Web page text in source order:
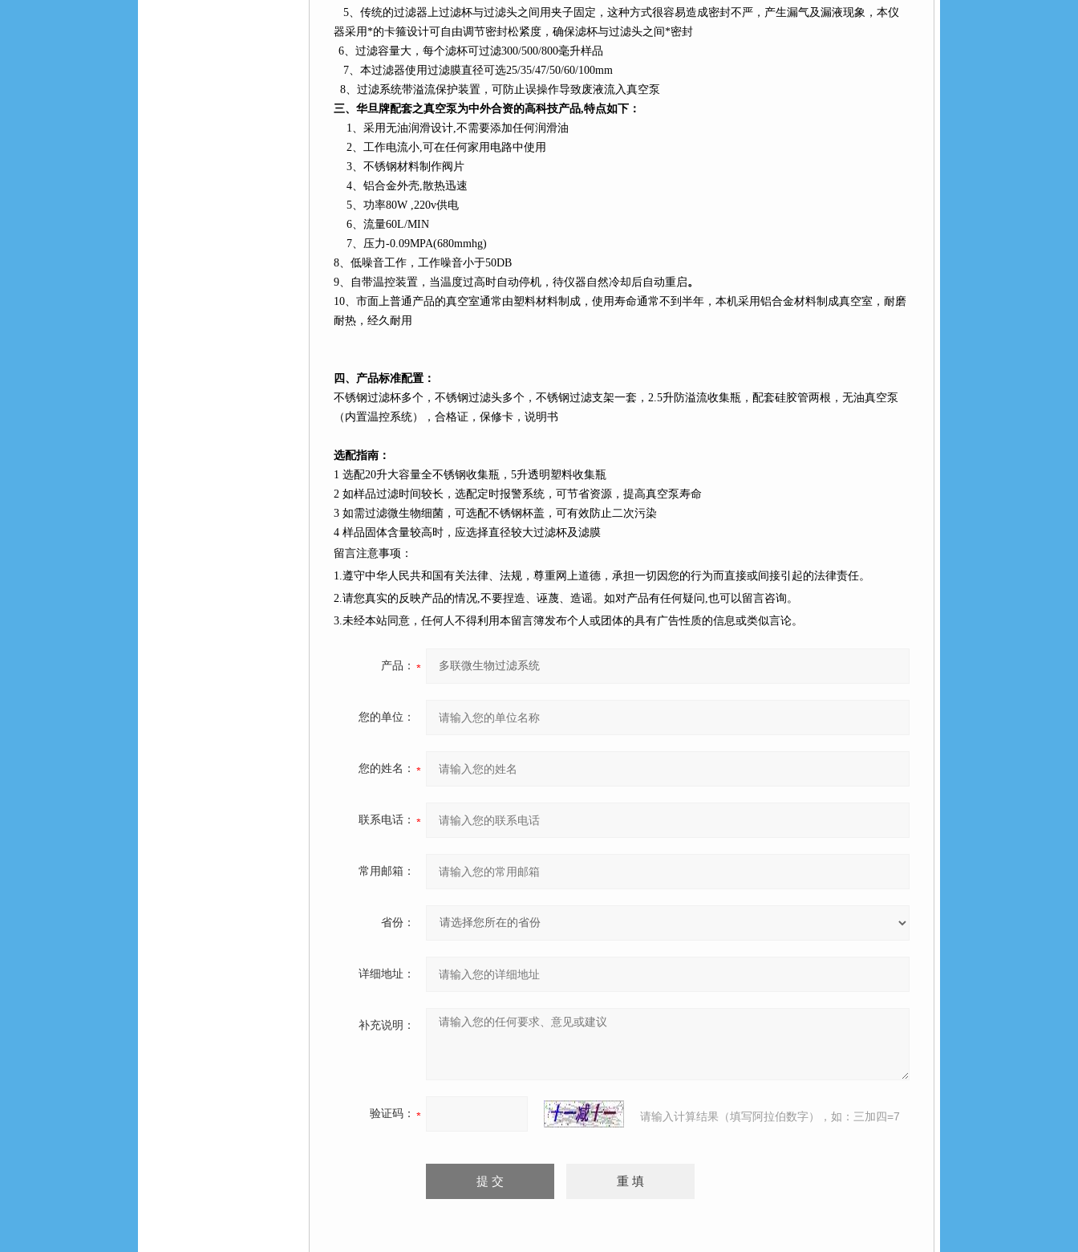
5、传统的过滤器上过滤杯与过滤头之间用夹子固定，这种方式很容易造成密封不严，产生漏气及漏液现象，本仪
器采用*的卡箍设计可自由调节密封松紧度，确保滤杯与过滤头之间*密封
6、过滤容量大，每个滤杯可过滤300/500/800毫升样品
7、本过滤器使用过滤膜直径可选25/35/47/50/60/100mm
8、过滤系统带溢流保护装置，可防止误操作导致废液流入真空泵
三、华旦牌配套之真空泵为中外合资的高科技产品,特点如下：
1、采用无油润滑设计,不需要添加任何润滑油
2、工作电流小,可在任何家用电路中使用
3、不锈钢材料制作阀片
4、铝合金外壳,散热迅速
5、功率80W ,220v供电
6、流量60L/MIN
7、压力-0.09MPA(680mmhg)
8、低噪音工作，工作噪音小于50DB
9、自带温控装置，当温度过高时自动停机，待仪器自然冷却后自动重启。
10、市面上普通产品的真空室通常由塑料材料制成，使用寿命通常不到半年，本机采用铝合金材料制成真空室，耐磨
耐热，经久耐用
四、产品标准配置：
不锈钢过滤杯多个，不锈钢过滤头多个，不锈钢过滤支架一套， 2.5升防溢流收集瓶，配套硅胶管两根，无油真空泵
（内置温控系统），合格证，保修卡，说明书
选配指南：
1 选配20升大容量全不锈钢收集瓶， 5升透明塑料收集瓶
2 如样品过滤时间较长，选配定时报警系统，可节省资源，提高真空泵寿命
3 如需过滤微生物细菌，可选配不锈钢杯盖，可有效防止二次污染
4 样品固体含量较高时，应选择直径较大过滤杯及滤膜
留言注意事项：
1.遵守中华人民共和国有关法律、法规，尊重网上道德，承担一切因您的行为而直接或间接引起的法律责任。
2.请您真实的反映产品的情况,不要捏造、诬蔑、造谣。如对产品有任何疑问,也可以留言咨询。
3.未经本站同意，任何人不得利用本留言簿发布个人或团体的具有广告性质的信息或类似言论。
产品：
您的单位：
您的姓名：
联系电话：
常用邮箱：
省份：
详细地址：
补充说明：
验证码： 请输入计算结果（填写阿拉伯数字），如：三加四=7